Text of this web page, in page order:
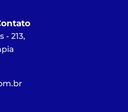
- 213,